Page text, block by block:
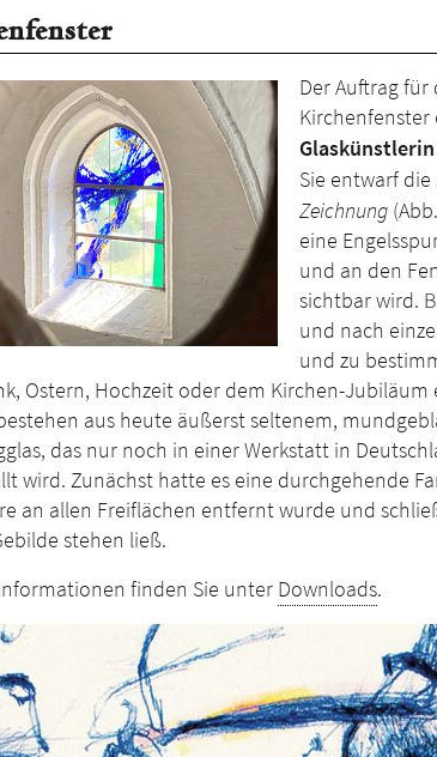
Der Auftrag
Kirchenfenster
Sie entwarf
Zeichnung
eine
und an den
sichtbar wird.
und nach
und zu
Ostern, Hochzeit oder dem Kirchen-Jubiläum
aus heute äußerst seltenem,
das nur noch in einer Werk­statt in
wird. Zunächst hatte es eine durch­gehende
an allen Freiflächen entfernt wurde und
stehen ließ.
finden Sie unterDownloads.